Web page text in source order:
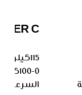
C
115كيلو واط 230 حصان
100-0كم/ الساعة
السرعة القصوى: